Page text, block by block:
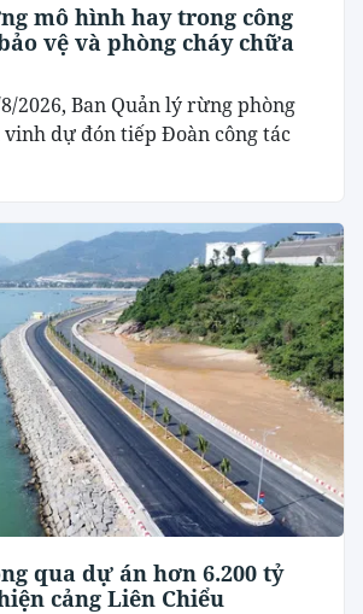
mô hình hay trong công
vệ và phòng cháy chữa
2026, Ban Quản lý rừng phòng
vinh dự đón tiếp Đoàn công tác
qua dự án hơn 6.200 tỷ
cảng Liên Chiểu